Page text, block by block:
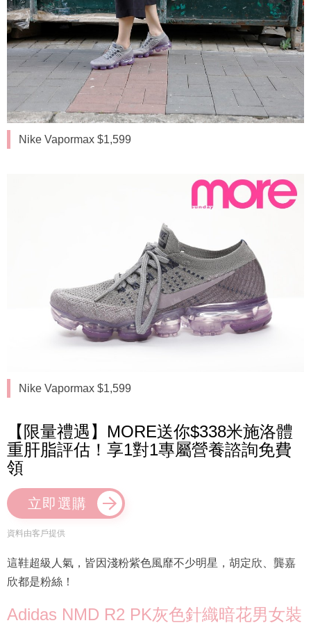
Nike Vapormax $1,599
Nike Vapormax $1,599
【限量禮遇】MORE送你$338米施洛體
重肝脂評估！享1對1專屬營養諮詢免費
領
立即選購
資料由客戶提供
這鞋超級人氣，皆因淺粉紫色風靡不少明星，胡定欣、龔嘉
欣都是粉絲！
Adidas NMD R2 PK灰色針織暗花男女裝